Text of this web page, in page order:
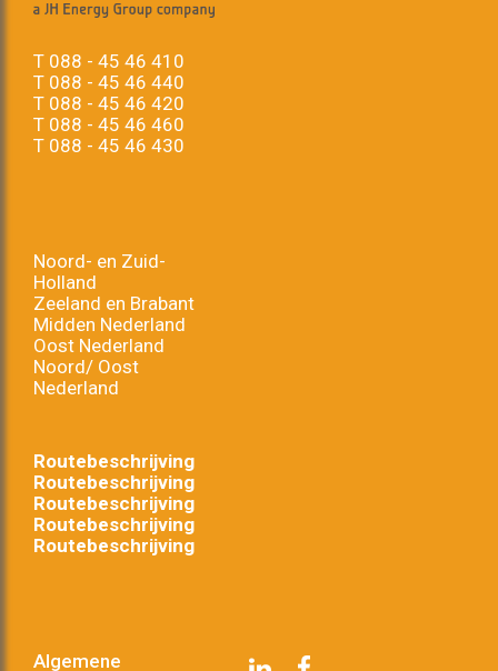
T 088 - 45 46 410
T 088 - 45 46 440
T 088 - 45 46 420
T 088 - 45 46 460
T 088 - 45 46 430
Noord- en Zuid-
Holland
Zeeland en Brabant
Midden Nederland
Oost Nederland
Noord/ Oost
Nederland
Routebeschrijving
Routebeschrijving
Routebeschrijving
Routebeschrijving
Routebeschrijving
Algemene